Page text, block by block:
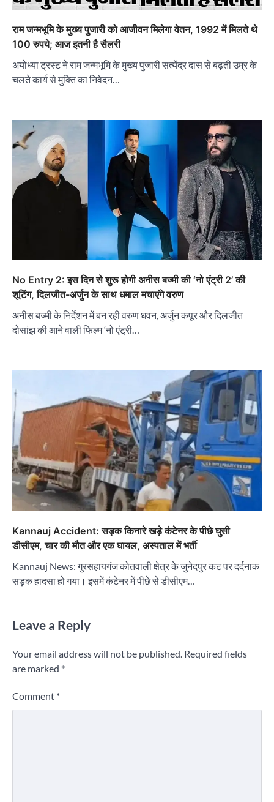
राम जन्मभूमि के मुख्य पुजारी को आजीवन मिलेगा वेतन, 1992 में मिलते थे
100 रुपये; आज इतनी है सैलरी
अयोध्या ट्रस्ट ने राम जन्मभूमि के मुख्य पुजारी सत्येंद्र दास से बढ़ती उम्र के
चलते कार्य से मुक्ति का निवेदन…
No Entry 2: इस दिन से शुरू होगी अनीस बज्मी की ‘नो एंट्री 2’ की
शूटिंग, दिलजीत-अर्जुन के साथ धमाल मचाएंगे वरुण
अनीस बज्मी के निर्देशन में बन रही वरुण धवन, अर्जुन कपूर और दिलजीत
दोसांझ की आने वाली फिल्म ‘नो एंट्री…
Kannauj Accident: सड़क किनारे खड़े कंटेनर के पीछे घुसी
डीसीएम, चार की मौत और एक घायल, अस्पताल में भर्ती
Kannauj News: गुरसहायगंज कोतवाली क्षेत्र के जुनेदपुर कट पर दर्दनाक
सड़क हादसा हो गया। इसमें कंटेनर में पीछे से डीसीएम…
Leave a Reply
Your email address will not be published. Required fields
are marked *
Comment *